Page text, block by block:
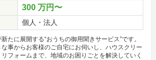
300 万円〜
個人・法人
たに展開する“おうちの御用聞きサービス”です。
事からお客様のご自宅にお伺いし、ハウスクリー
フォームまで、地域のお困りごとを解決していく